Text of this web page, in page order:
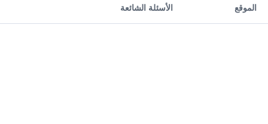
الموقع الأسئلة الشائعة